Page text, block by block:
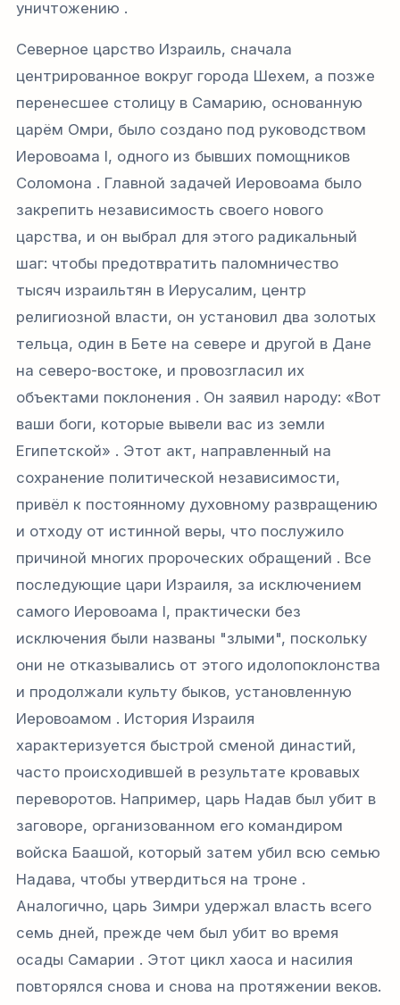
уничтожению .
Северное царство Израиль, сначала
центрированное вокруг города Шехем, а позже
перенесшее столицу в Самарию, основанную
царём Омри, было создано под руководством
Иеровоама I, одного из бывших помощников
Соломона . Главной задачей Иеровоама было
закрепить независимость своего нового
царства, и он выбрал для этого радикальный
шаг: чтобы предотвратить паломничество
тысяч израильтян в Иерусалим, центр
религиозной власти, он установил два золотых
тельца, один в Бете на севере и другой в Дане
на северо-востоке, и провозгласил их
объектами поклонения . Он заявил народу: «Вот
ваши боги, которые вывели вас из земли
Египетской» . Этот акт, направленный на
сохранение политической независимости,
привёл к постоянному духовному развращению
и отходу от истинной веры, что послужило
причиной многих пророческих обращений . Все
последующие цари Израиля, за исключением
самого Иеровоама I, практически без
исключения были названы "злыми", поскольку
они не отказывались от этого идолопоклонства
и продолжали культу быков, установленную
Иеровоамом . История Израиля
характеризуется быстрой сменой династий,
часто происходившей в результате кровавых
переворотов. Например, царь Надав был убит в
заговоре, организованном его командиром
войска Баашой, который затем убил всю семью
Надава, чтобы утвердиться на троне .
Аналогично, царь Зимри удержал власть всего
семь дней, прежде чем был убит во время
осады Самарии . Этот цикл хаоса и насилия
повторялся снова и снова на протяжении веков.